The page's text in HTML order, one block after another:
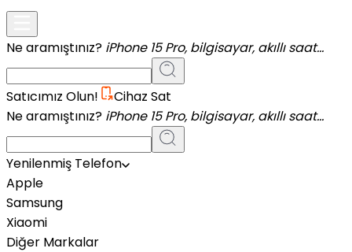
Ne aramıştınız? iPhone 15 Pro, bilgisayar, akıllı saat...
Satıcımız Olun!
Cihaz Sat
Ne aramıştınız? iPhone 15 Pro, bilgisayar, akıllı saat...
Yenilenmiş Telefon
Apple
Samsung
Xiaomi
Diğer Markalar